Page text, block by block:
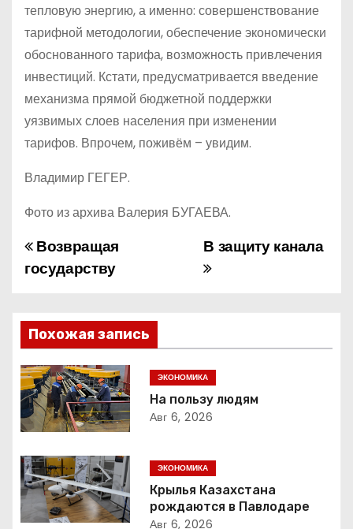
тепловую энергию, а именно: совершенствование
тарифной методологии, обеспечение экономически
обоснованного тарифа, возможность привлечения
инвестиций. Кстати, предусматривается введение
механизма прямой бюджетной поддержки
уязвимых слоев населения при изменении
тарифов. Впрочем, поживём – увидим.
Владимир ГЕГЕР.
Фото из архива Валерия БУГАЕВА.
Н
в
и
г
а
ц
и
я
В защиту канала
Возвращая
государству
Похожая запись
ЭКОНОМИКА
На пользу людям
Авг 6, 2026
ЭКОНОМИКА
Крылья Казахстана
рождаются в Павлодаре
Авг 6, 2026